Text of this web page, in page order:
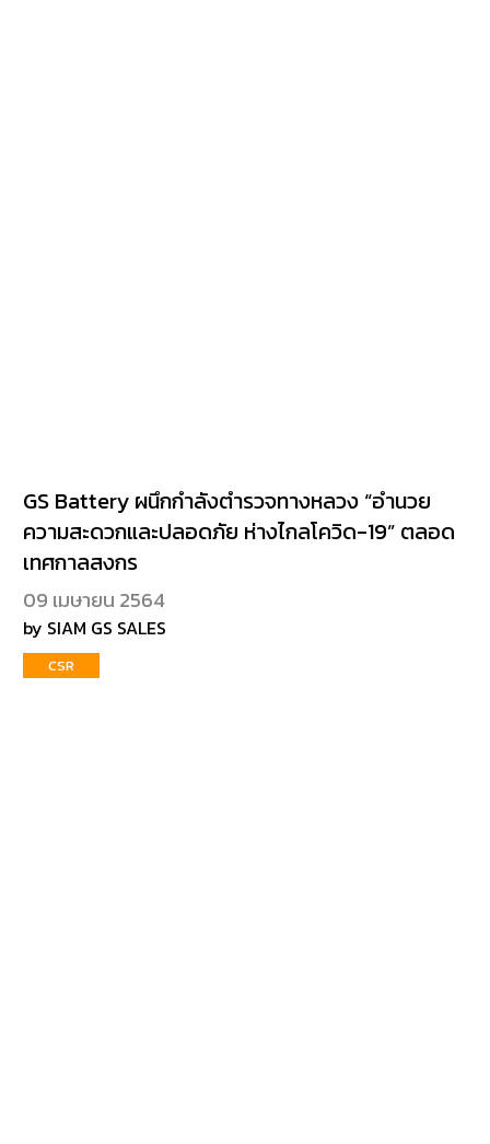
GS Battery ผนึกกำลังตำรวจทางหลวง “อำนวย
ความสะดวกและปลอดภัย ห่างไกลโควิด-19” ตลอด
เทศกาลสงกร
09 เมษายน 2564
by SIAM GS SALES
CSR